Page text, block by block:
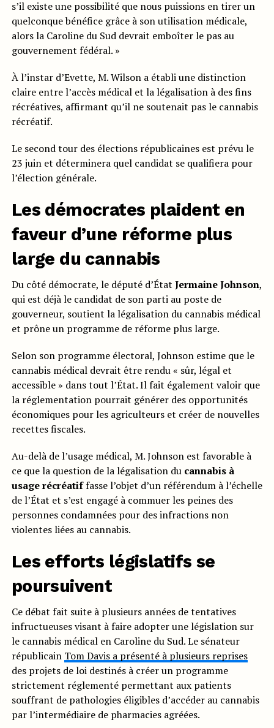
s’il existe une possibilité que nous puissions en tirer un
quelconque bénéfice grâce à son utilisation médicale,
alors la Caroline du Sud devrait emboîter le pas au
gouvernement fédéral. »
À l’instar d’Evette, M. Wilson a établi une distinction
claire entre l’accès médical et la légalisation à des fins
récréatives, affirmant qu’il ne soutenait pas le cannabis
récréatif.
Le second tour des élections républicaines est prévu le
23 juin et déterminera quel candidat se qualifiera pour
l’élection générale.
Les démocrates plaident en
faveur d’une réforme plus
large du cannabis
Du côté démocrate, le député d’État Jermaine Johnson,
qui est déjà le candidat de son parti au poste de
gouverneur, soutient la légalisation du cannabis médical
et prône un programme de réforme plus large.
Selon son programme électoral, Johnson estime que le
cannabis médical devrait être rendu « sûr, légal et
accessible » dans tout l’État. Il fait également valoir que
la réglementation pourrait générer des opportunités
économiques pour les agriculteurs et créer de nouvelles
recettes fiscales.
Au-delà de l’usage médical, M. Johnson est favorable à
ce que la question de la légalisation du cannabis à
usage récréatiffasse l’objet d’un référendum à l’échelle
de l’État et s’est engagé à commuer les peines des
personnes condamnées pour des infractions non
violentes liées au cannabis.
Les efforts législatifs se
poursuivent
Ce débat fait suite à plusieurs années de tentatives
infructueuses visant à faire adopter une législation sur
le cannabis médical en Caroline du Sud. Le sénateur
républicain Tom Davis a présenté à plusieurs reprises
des projets de loi destinés à créer un programme
strictement réglementé permettant aux patients
souffrant de pathologies éligibles d’accéder au cannabis
par l’intermédiaire de pharmacies agréées.